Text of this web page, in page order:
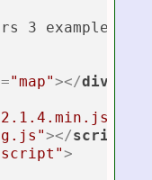
3 example
="map"></div
></script
>